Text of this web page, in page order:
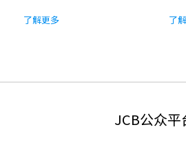
了解更多 了
JCB公众平